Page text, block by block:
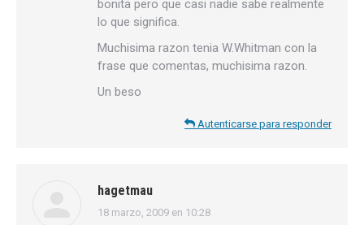
bonita pero que casi nadie sabe realmente
lo que significa.
Muchisima razon tenia W.Whitman con la
frase que comentas, muchisima razon.
Un beso
Autenticarse para responder
hagetmau
dice:
18 marzo, 2009 en 10:28